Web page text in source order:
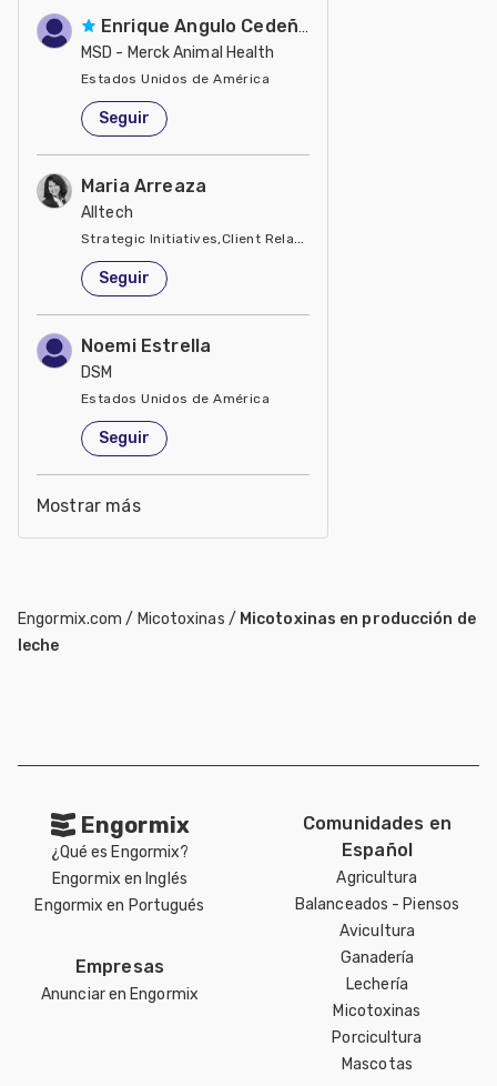
Enrique Angulo Cedeño
MSD - Merck Animal Health
Estados Unidos de América
Seguir
Maria Arreaza
Alltech
Strategic Initiatives,Client Relations, Business Development
Estados Unidos de América
Seguir
Noemi Estrella
DSM
Estados Unidos de América
Seguir
Mostrar más
Engormix.com / Micotoxinas / Micotoxinas en producción de
leche
Engormix
¿Qué es Engormix?
Engormix en Inglés
Engormix en Portugués
Empresas
Anunciar en Engormix
Comunidades en
Español
Agricultura
Balanceados - Piensos
Avicultura
Ganadería
Lechería
Micotoxinas
Porcicultura
Mascotas